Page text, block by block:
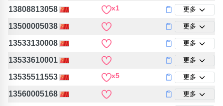
13808813058 x1 更多
13500005038 更多
13533130008 更多
13533610001 更多
13535511553 x5 更多
13560005168 更多